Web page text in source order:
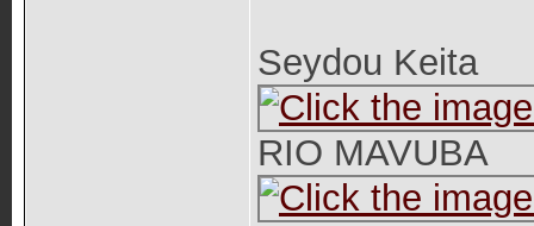
Seydou Keita
RIO MAVUBA